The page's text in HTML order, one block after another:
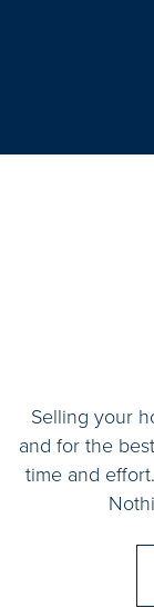
Selling your
and for the
time and